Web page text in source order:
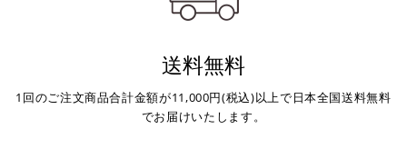
送料無料
1回のご注文商品合計金額が11,000円(税込)以上で日本全国送料無料
でお届けいたします。